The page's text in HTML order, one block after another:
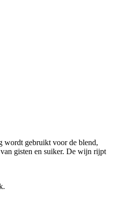
wordt gebruikt voor de blend,
gisten en suiker. De wijn rijpt